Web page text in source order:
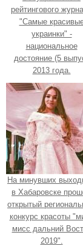
рейтингового
"Самые
украинки" -
национальное
достояние (5
2013 года.
На минувших
в Хабаровске
открытый
конкурс красоты
мисс дальний
2019".